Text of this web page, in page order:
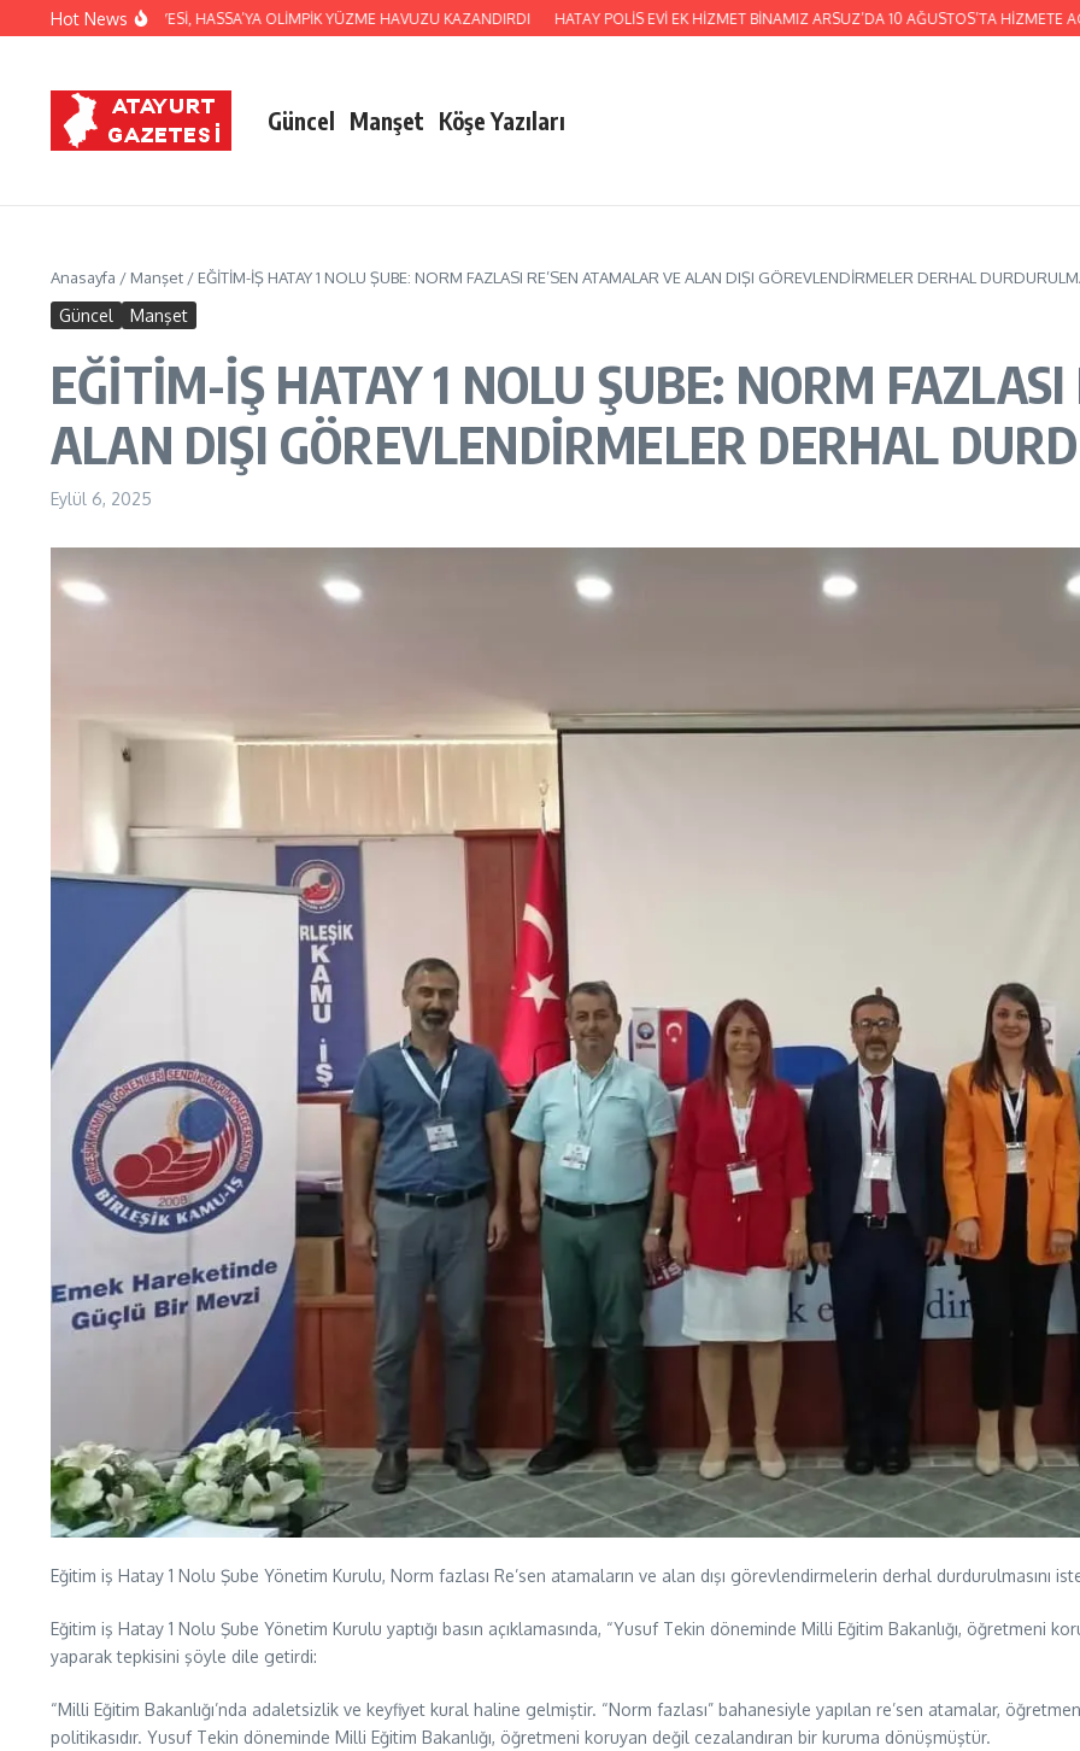
İçeriğe atlaHot News
BELEDİYESİ, HASSA’YA OLİMPİK YÜZME HAVUZU KAZANDIRDI HATAY POLİS EVİ EK HİZMET BİNAMIZ ARSUZ’DA 10 AĞUSTOS’TA HİZMETE
Güncel Manşet Köşe Yazıları
Anasayfa / Manşet / EĞİTİM-İŞ HATAY 1 NOLU ŞUBE: NORM FAZLASI RE’SEN ATAMALAR VE ALAN DIŞI GÖREVLENDİRMELER DERHAL
Güncel Manşet
EĞİTİM-İŞ HATAY 1 NOLU ŞUBE: NORM
ALAN DIŞI GÖREVLENDİRMELER DERHAL
Eylül 6, 2025
Eğitim iş Hatay 1 Nolu Şube Yönetim Kurulu, Norm fazlası Re’sen atamaların ve alan dışı görevlendirmelerin derhal durdurulmasını
Eğitim iş Hatay 1 Nolu Şube Yönetim Kurulu yaptığı basın açıklamasında, “Yusuf Tekin döneminde Milli Eğitim Bakanlığı, öğretmeni
yaparak tepkisini şöyle dile getirdi:
“Milli Eğitim Bakanlığı’nda adaletsizlik ve keyfiyet kural haline gelmiştir. “Norm fazlası” bahanesiyle yapılan re’sen atamalar,
politikasıdır. Yusuf Tekin döneminde Milli Eğitim Bakanlığı, öğretmeni koruyan değil cezalandıran bir kuruma dönüşmüştür.